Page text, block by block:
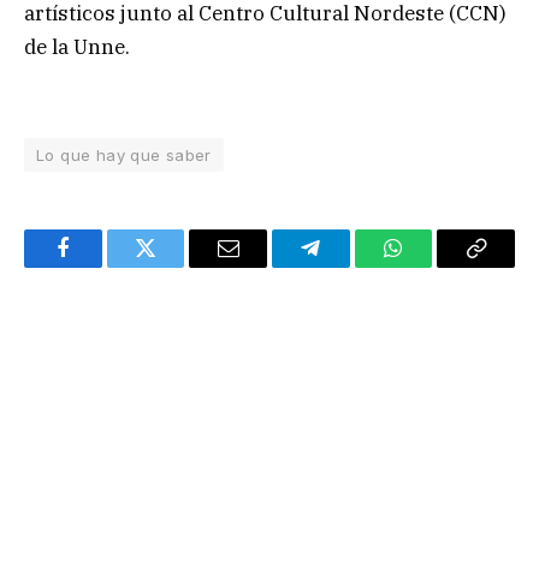
artísticos junto al Centro Cultural Nordeste (CCN)
de la Unne.
Lo que hay que saber
FacebookTwitter Email TelegramWhatsAppCopy